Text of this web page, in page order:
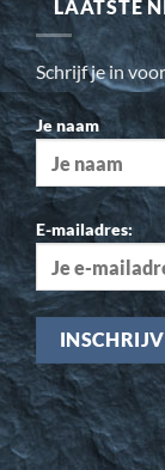
LAATSTE
Schrijf je in
Je naam
E-mailadres: